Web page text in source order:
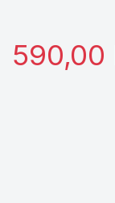
590,00